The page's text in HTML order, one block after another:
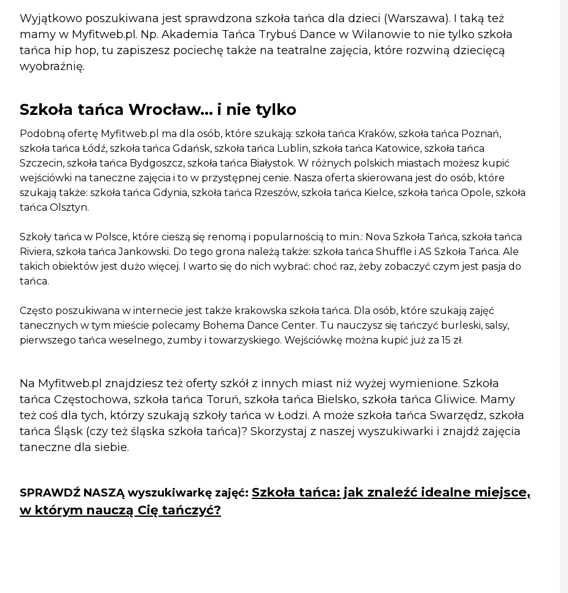
Wyjątkowo poszukiwana jest sprawdzona szkoła tańca dla dzieci (Warszawa). I taką też
mamy w Myfitweb.pl. Np. Akademia Tańca Trybuś Dance w Wilanowie to nie tylko szkoła
tańca hip hop, tu zapiszesz pociechę także na teatralne zajęcia, które rozwiną dziecięcą
wyobraźnię.
Szkoła tańca Wrocław... i nie tylko
Podobną ofertę Myfitweb.pl ma dla osób, które szukają: szkoła tańca Kraków, szkoła tańca Poznań,
szkoła tańca Łódź, szkoła tańca Gdańsk, szkoła tańca Lublin, szkoła tańca Katowice, szkoła tańca
Szczecin, szkoła tańca Bydgoszcz, szkoła tańca Białystok. W różnych polskich miastach możesz kupić
wejściówki na taneczne zajęcia i to w przystępnej cenie. Nasza oferta skierowana jest do osób, które
szukają także: szkoła tańca Gdynia, szkoła tańca Rzeszów, szkoła tańca Kielce, szkoła tańca Opole, szkoła
tańca Olsztyn.
Szkoły tańca w Polsce, które cieszą się renomą i popularnością to m.in.: Nova Szkoła Tańca, szkoła tańca
Riviera, szkoła tańca Jankowski. Do tego grona należą także: szkoła tańca Shuffle i AS Szkoła Tańca. Ale
takich obiektów jest dużo więcej. I warto się do nich wybrać: choć raz, żeby zobaczyć czym jest pasja do
tańca.
Często poszukiwana w internecie jest także krakowska szkoła tańca. Dla osób, które szukają zajęć
tanecznych w tym mieście polecamy Bohema Dance Center. Tu nauczysz się tańczyć burleski, salsy,
pierwszego tańca weselnego, zumby i towarzyskiego. Wejściówkę można kupić już za 15 zł.
Na Myfitweb.pl znajdziesz też oferty szkół z innych miast niż wyżej wymienione. Szkoła
tańca Częstochowa, szkoła tańca Toruń, szkoła tańca Bielsko, szkoła tańca Gliwice. Mamy
też coś dla tych, którzy szukają szkoły tańca w Łodzi. A może szkoła tańca Swarzędz, szkoła
tańca Śląsk (czy też śląska szkoła tańca)? Skorzystaj z naszej wyszukiwarki i znajdź zajęcia
taneczne dla siebie.
SPRAWDŹ NASZĄ wyszukiwarkę zajęć: Szkoła tańca: jak znaleźć idealne miejsce,
w którym nauczą Cię tańczyć?